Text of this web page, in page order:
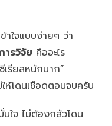
าใจแบบง่ายๆ ว่า
รวิจัย คืออะไร
เรียสหนักมาก”
ให้โดนเชือดตอนจบครับ
ใจ ไม่ต้องกลัวโดน